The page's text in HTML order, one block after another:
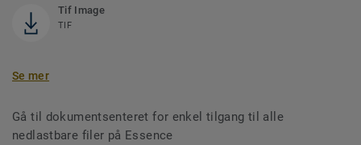
Tif Image
TIF
Se mer
Gå til dokumentsenteret for enkel tilgang til alle
nedlastbare filer på Essence